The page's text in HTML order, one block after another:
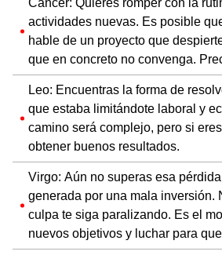
actividades nuevas. Es posible
hable de un proyecto que
que en concreto no convenga.
Leo: Encuentras la forma de
que estaba limitándote laboral y
camino será complejo, pero si
obtener buenos resultados.
Virgo: Aún no superas esa
generada por una mala inversión.
culpa te siga paralizando. Es el
nuevos objetivos y luchar para